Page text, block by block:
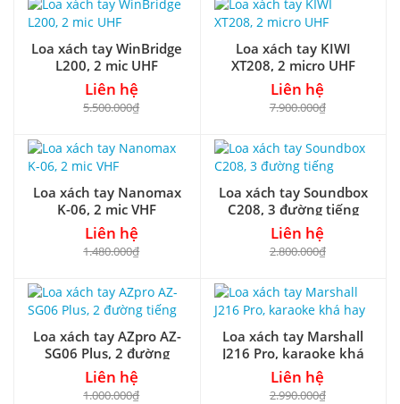
Loa xách tay WinBridge
L200, 2 mic UHF
Liên hệ
5.500.000₫
Loa xách tay KIWI
XT208, 2 micro UHF
Liên hệ
7.900.000₫
Loa xách tay Nanomax
K-06, 2 mic VHF
Liên hệ
1.480.000₫
Loa xách tay Soundbox
C208, 3 đường tiếng
Liên hệ
2.800.000₫
Loa xách tay AZpro AZ-
SG06 Plus, 2 đường
tiếng
Liên hệ
1.000.000₫
Loa xách tay Marshall
J216 Pro, karaoke khá
hay
Liên hệ
2.990.000₫